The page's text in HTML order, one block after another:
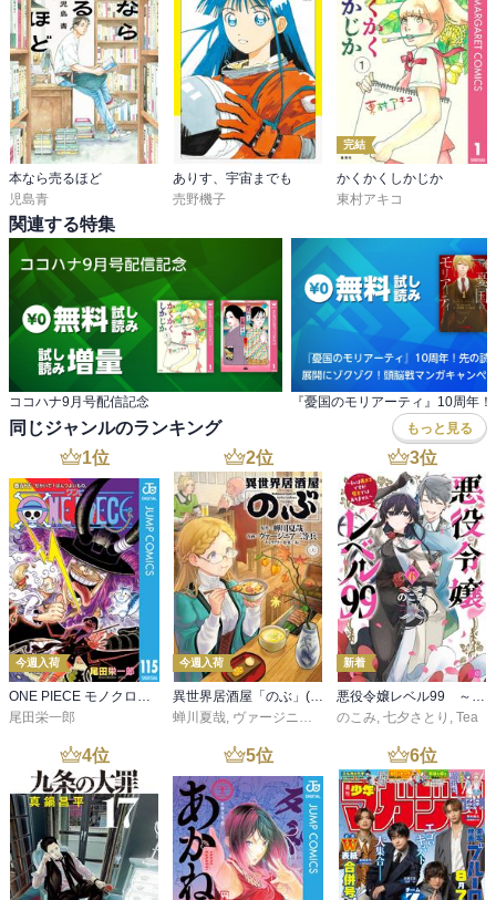
本なら売るほど
児島青
ありす、宇宙までも
売野機子
完結
かくかくしかじか
東村アキコ
関連する特集
ココハナ9月号配信記念
同じジャンルのランキング もっと見る
1位
今週入荷
ONE PIECE モノクロ版 115
尾田栄一郎
2位
今週入荷
異世界居酒屋「のぶ」(22)
蝉川夏哉, ヴァージニア二等兵 ,転
3位
新着
悪役令嬢レベル99 ～私は裏ボスですが魔王ではありません～ その６
のこみ, 七夕さとり , Tea
4位 5位 6位